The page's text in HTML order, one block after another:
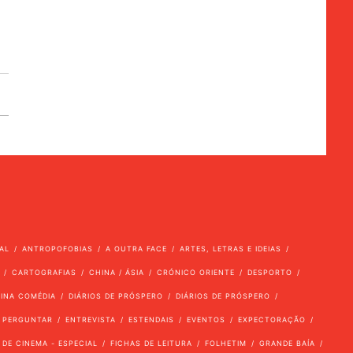
ANTROPOFOBIAS A OUTRA FACE ARTES, LETRAS E IDEIAS
CARTOGRAFIAS CHINA / ÁSIA CRÓNICO ORIENTE DESPORTO
COMÉDIA DIÁRIOS DE PRÓSPERO DIÁRIOS DE PRÓSPERO
ENTREVISTA ESTENDAIS EVENTOS EXPECTORAÇÃO
CINEMA - ESPECIAL FICHAS DE LEITURA FOLHETIM GRANDE BAÍA